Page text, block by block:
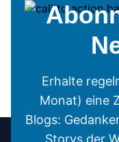
Erhalte
Monat) eine
Blogs:
Storys der